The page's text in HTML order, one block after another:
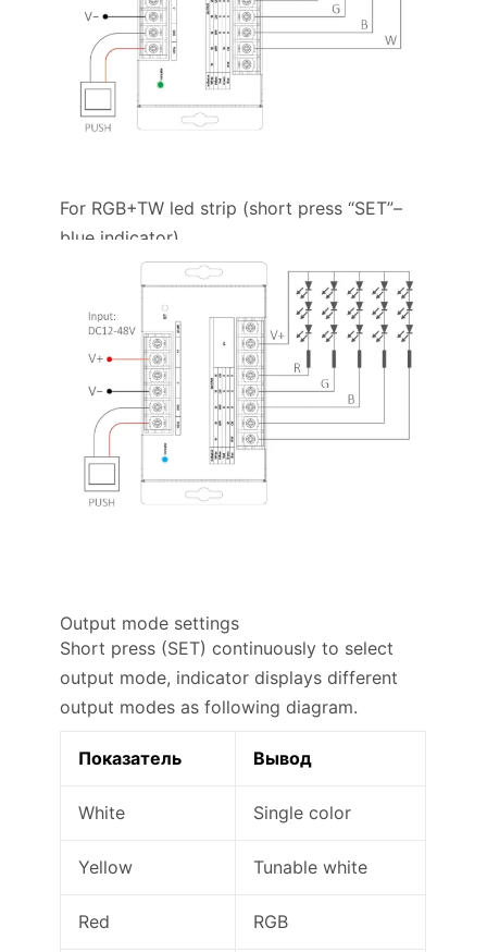
For RGB+TW led strip (short press “SET”–
blue indicator)
Output mode settings
Short press (SET) continuously to select
output mode, indicator displays different
output modes as following diagram.
Показатель Вывод
White Single color
Yellow Tunable white
Red RGB